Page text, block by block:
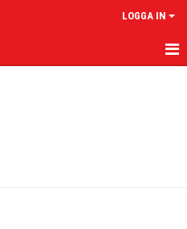
LOGGA IN